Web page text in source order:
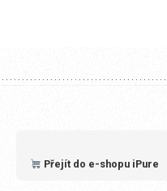
Přejít do e-shopu iPure